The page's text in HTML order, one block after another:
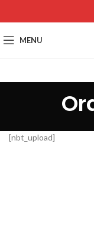
MENU
[nbt_upload]